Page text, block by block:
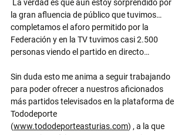
La verdad es que aún estoy sorprendido por
la gran afluencia de público que tuvimos…
completamos el aforo permitido por la
Federación y en la TV tuvimos casi 2.500
personas viendo el partido en directo…
Sin duda esto me anima a seguir trabajando
para poder ofrecer a nuestros aficionados
más partidos televisados en la plataforma de
Tododeporte
(www.tododeporteasturias.com) , a la que